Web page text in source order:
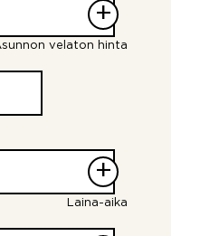
+
velaton hinta
+
Laina-aika